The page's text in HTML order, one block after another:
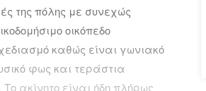
της πόλης με συνεχώς
οικόπεδο
καθώς είναι γωνιακό
φως και τεράστια
Το ακίνητο είναι ήδη πλήρως